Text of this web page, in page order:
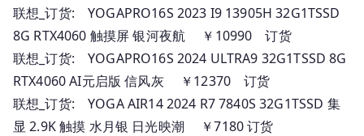
联想_订货: YOGAPRO16S 2023 I9 13905H 32G1TSSD
8G RTX4060 触摸屏 银河夜航 ￥10990 订货
联想_订货: YOGAPRO16S 2024 ULTRA9 32G1TSSD 8G
RTX4060 AI元启版 信风灰 ￥12370 订货
联想_订货: YOGA AIR14 2024 R7 7840S 32G1TSSD 集
显 2.9K 触摸 水月银 日光映潮 ￥7180 订货